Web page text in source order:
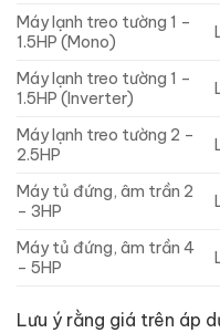
Máy lạnh treo tường 1 –
1.5HP (Mono)
Máy lạnh treo tường 1 –
1.5HP (Inverter)
Máy lạnh treo tường 2 –
2.5HP
Máy tủ đứng, âm trần 2
– 3HP
Máy tủ đứng, âm trần 4
– 5HP
Lưu ý rằng giá trên áp